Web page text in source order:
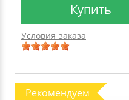
Купить
Условия заказа
Рекомендуем